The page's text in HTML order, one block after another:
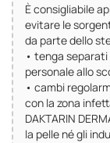
È consigliabile
evitare le
da parte dello
• tenga
personale allo
• cambi
con la zona
DAKTARIN
la pelle né gli